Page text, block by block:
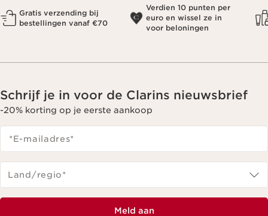
Gratis verzending bij
bestellingen vanaf €70
Verdien 10 punten per
euro en wissel ze in
voor beloningen
Schrijf je in voor de Clarins nieuwsbrief
-20% korting op je eerste aankoop
*E-mailadres*
Land/regio*
Meld aan